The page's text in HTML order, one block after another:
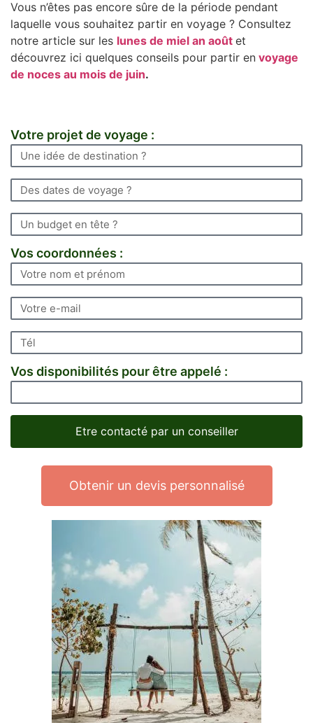
Vous n’êtes pas encore sûre de la période pendant
laquelle vous souhaitez partir en voyage ? Consultez
notre article sur les lunes de miel an août et
découvrez ici quelques conseils pour partir en voyage
de noces au mois de juin.
Votre projet de voyage :
Vos coordonnées :
Vos disponibilités pour être appelé :
Etre contacté par un conseiller
Obtenir un devis personnalisé